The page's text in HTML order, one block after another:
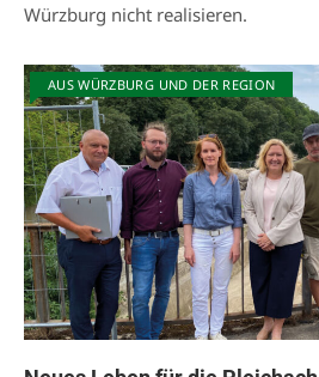
Würzburg nicht realisieren.
AUS WÜRZBURG UND DER REGION